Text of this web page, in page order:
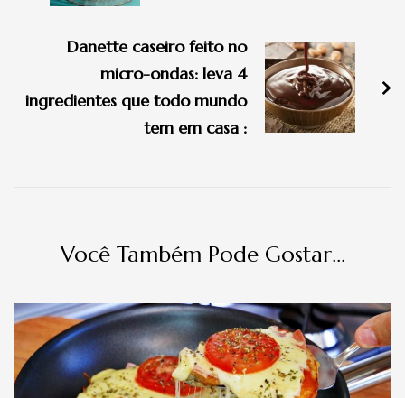
Danette caseiro feito no
micro-ondas: leva 4
ingredientes que todo mundo
tem em casa :
Você Também Pode Gostar...